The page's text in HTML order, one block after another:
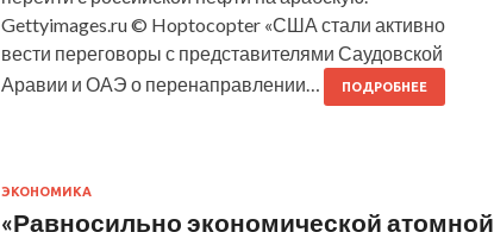
Gettyimages.ru © Hoptocopter «США стали активно
вести переговоры с представителями Саудовской
Аравии и ОАЭ о перенаправлении…
ПОДРОБНЕЕ
ЭКОНОМИКА
«Равносильно экономической атомной